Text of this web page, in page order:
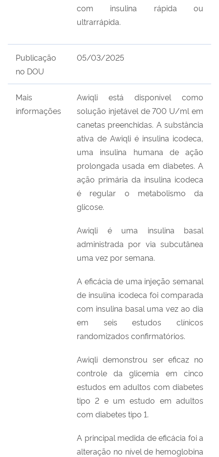
com insulina rápida ou
ultrarrápida.
Publicação
no DOU
05/03/2025
Mais
informações
Awiqli está disponível como
solução injetável de 700 U/ml em
canetas preenchidas. A substância
ativa de Awiqli é insulina icodeca,
uma insulina humana de ação
prolongada usada em diabetes. A
ação primária da insulina icodeca
é regular o metabolismo da
glicose.
Awiqli é uma insulina basal
administrada por via subcutânea
uma vez por semana.
A eficácia de uma injeção semanal
de insulina icodeca foi comparada
com insulina basal uma vez ao dia
em seis estudos clínicos
randomizados confirmatórios.
Awiqli demonstrou ser eficaz no
controle da glicemia em cinco
estudos em adultos com diabetes
tipo 2 e um estudo em adultos
com diabetes tipo 1.
A principal medida de eficácia foi a
alteração no nível de hemoglobina